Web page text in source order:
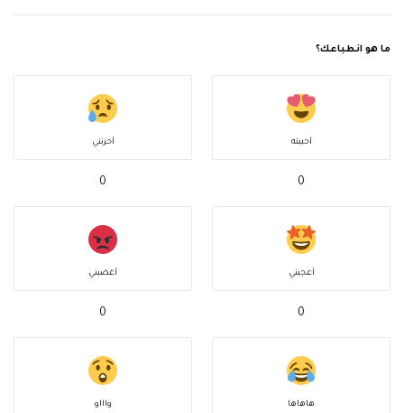
ما هو انطباعك؟
أحببته
0
أحزنني
0
أعجبني
0
أغضبني
0
هاهاها واااو